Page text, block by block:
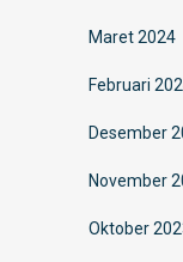
Maret 2024
Februari
Desember
November
Oktober